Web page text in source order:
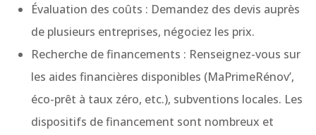
Évaluation des coûts : Demandez des devis auprès
de plusieurs entreprises, négociez les prix.
Recherche de financements : Renseignez-vous sur
les aides financières disponibles (MaPrimeRénov’,
éco-prêt à taux zéro, etc.), subventions locales. Les
dispositifs de financement sont nombreux et